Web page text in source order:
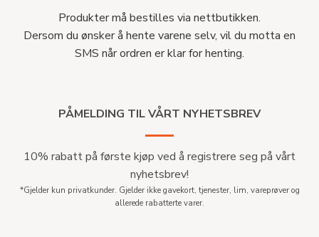
Produkter må bestilles via nettbutikken.
Dersom du ønsker å hente varene selv, vil du motta en
SMS når ordren er klar for henting.
PÅMELDING TIL VÅRT NYHETSBREV
10% rabatt på første kjøp ved å registrere seg på vårt
nyhetsbrev!
*Gjelder kun privatkunder. Gjelder ikke gavekort, tjenester, lim, vareprøver og
allerede rabatterte varer.